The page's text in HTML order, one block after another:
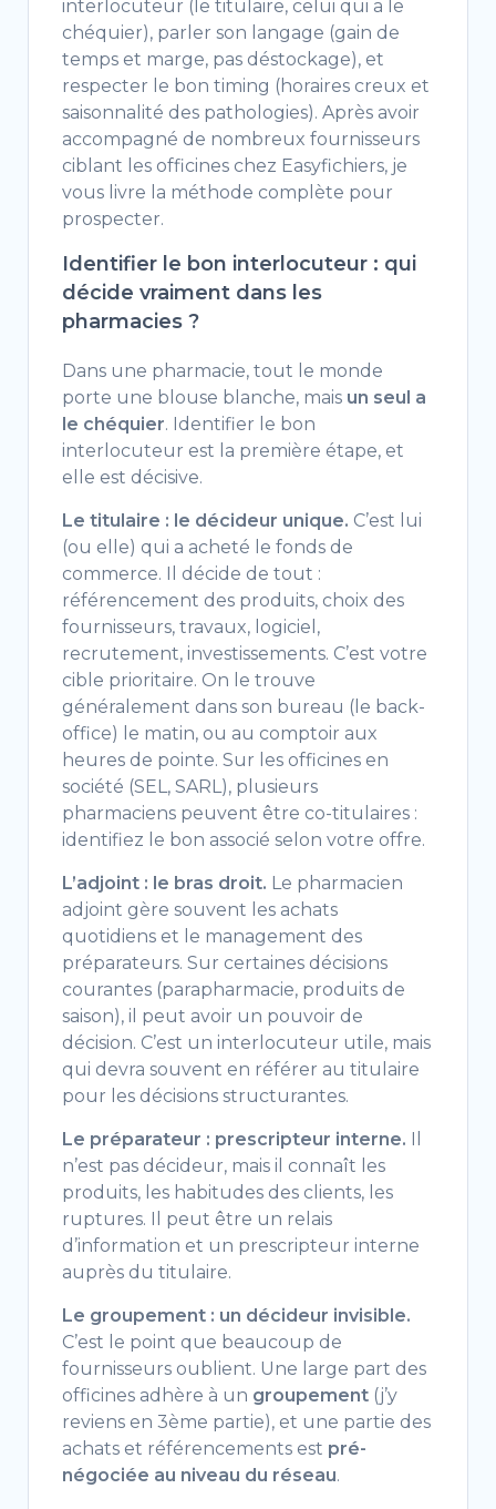
interlocuteur (le titulaire, celui qui a le
chéquier), parler son langage (gain de
temps et marge, pas déstockage), et
respecter le bon timing (horaires creux et
saisonnalité des pathologies). Après avoir
accompagné de nombreux fournisseurs
ciblant les officines chez Easyfichiers, je
vous livre la méthode complète pour
prospecter.
Identifier le bon interlocuteur : qui
décide vraiment dans les
pharmacies ?
Dans une pharmacie, tout le monde
porte une blouse blanche, mais un seul a
le chéquier. Identifier le bon
interlocuteur est la première étape, et
elle est décisive.
Le titulaire : le décideur unique. C’est lui
(ou elle) qui a acheté le fonds de
commerce. Il décide de tout :
référencement des produits, choix des
fournisseurs, travaux, logiciel,
recrutement, investissements. C’est votre
cible prioritaire. On le trouve
généralement dans son bureau (le back-
office) le matin, ou au comptoir aux
heures de pointe. Sur les officines en
société (SEL, SARL), plusieurs
pharmaciens peuvent être co-titulaires :
identifiez le bon associé selon votre offre.
L’adjoint : le bras droit. Le pharmacien
adjoint gère souvent les achats
quotidiens et le management des
préparateurs. Sur certaines décisions
courantes (parapharmacie, produits de
saison), il peut avoir un pouvoir de
décision. C’est un interlocuteur utile, mais
qui devra souvent en référer au titulaire
pour les décisions structurantes.
Le préparateur : prescripteur interne. Il
n’est pas décideur, mais il connaît les
produits, les habitudes des clients, les
ruptures. Il peut être un relais
d’information et un prescripteur interne
auprès du titulaire.
Le groupement : un décideur invisible.
C’est le point que beaucoup de
fournisseurs oublient. Une large part des
officines adhère à un groupement (j’y
reviens en 3ème partie), et une partie des
achats et référencements est pré-
négociée au niveau du réseau.